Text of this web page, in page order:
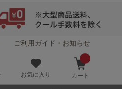
ご利用ガイド・お知らせ
お気に入り カート